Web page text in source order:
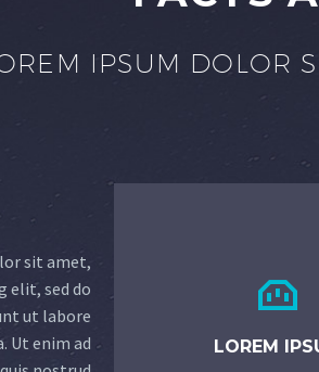
IPSUM DOLOR
sit amet,
elit, sed do
ut labore
Ut enim ad


LOREM